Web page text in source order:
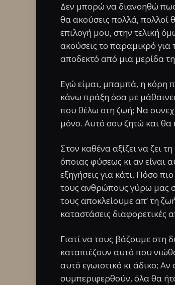
Δεν μπορώ να διανοηθώ
θα ακούσεις πολλά, πολλοί
επιλογή μου, στην τελική
ακούσεις το παραμικρό για
αποδεκτό από μια μερίδα
Εγώ είμαι, μπαμπά, η κόρη
κάνω πράξη όσα με
που θέλω στη ζωή; Να
μόνο. Αυτό σου ζητώ και θα
Στον καθένα αξίζει να ζει
όποιας φύσεως κι αν είναι
εξηγήσεις για κάτι. Πόσο
τους ανθρώπους γύρω μας
τους αποκλείουμε απ’ τη
καταστάσεις διαφορετικές
Γιατί να τους βάζουμε στη
καταπιέζουν αυτό που
αυτό εγωιστικό κι άδικο;
συμπεριφερθούν, όλα θα